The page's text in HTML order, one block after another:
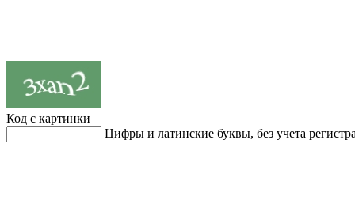
Код с картинки
Цифры и латинские буквы, без учета